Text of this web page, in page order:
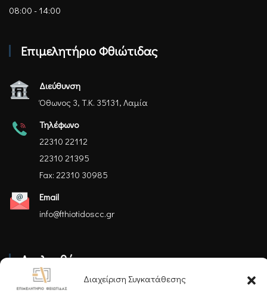
Διαχείριση Συγκατάθεσης
08:00 - 14:00
Επιμελητήριο Φθιώτιδας
Διεύθυνση
Όθωνος 3, Τ.Κ. 35131, Λαμία
Τηλέφωνο
22310 22112
22310 21395
Fax: 22310 30985
Email
info@fthiotidoscc.gr
Ακολουθήστε μας